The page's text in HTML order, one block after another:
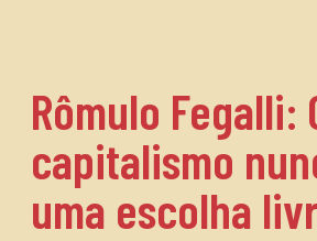
Rômulo Fegalli:
capitalismo
uma escolha